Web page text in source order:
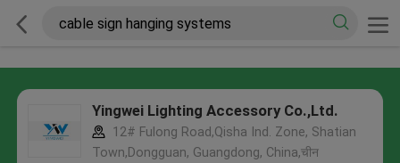
Yingwei Lighting Accessory Co.,Ltd.
12# Fulong Road,Qisha Ind. Zone, Shatian
Town,Dongguan, Guangdong, China,चीन